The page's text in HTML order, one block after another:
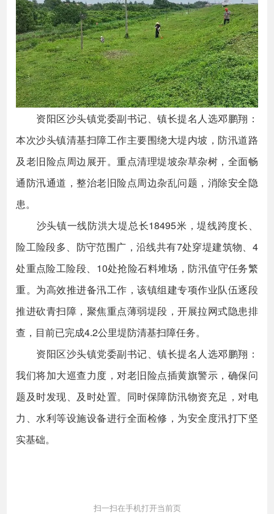
资阳区沙头镇党委副书记、镇长提名人选邓鹏翔：
本次沙头镇清基扫障工作主要围绕大堤内坡，防汛道路
及老旧险点周边展开。重点清理堤坡杂草杂树，全面畅
通防汛通道，整治老旧险点周边杂乱问题，消除安全隐
患。
沙头镇一线防洪大堤总长18495米，堤线跨度长、
险工险段多、防守范围广，沿线共有7处穿堤建筑物、4
处重点险工险段、10处抢险石料堆场，防汛值守任务繁
重。为高效推进备汛工作，该镇组建专项作业队伍逐段
推进砍青扫障，聚焦重点薄弱堤段，开展拉网式隐患排
查，目前已完成4.2公里堤防清基扫障任务。
资阳区沙头镇党委副书记、镇长提名人选邓鹏翔：
我们将加大巡查力度，对老旧险点插黄旗警示，确保问
题及时发现、及时处置。同时保障防汛物资充足，对电
力、水利等设施设备进行全面检修，为安全度汛打下坚
实基础。
扫一扫在手机打开当前页